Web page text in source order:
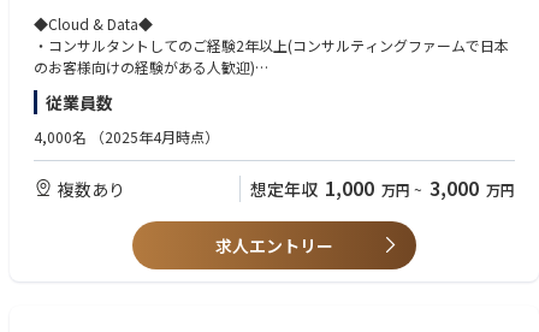
(2) Data Analytics Transformation: データドリブン経営を実現するための
体制、プロセス、テクノロジー、文化、スキル全般の改革
(3) Machine-First Ops Transformation: テクノロジーを活用したオペレーシ
(4a) Legacy System Modernization: システム老朽化やM&Aに伴う基幹シス
テムの抜本的改革・統合
(4b) IT Cost Optimization: ITコスト削減オポチュニティの診断と施策ロー
(5) Cyber Security Transformation: セキュリティガバナンスの企画・構
◆Cloud & Data◆
・コンサルタントしてのご経験2年以上(コンサルティングファームで日本
のお客様向けの経験がある人歓迎)
・SIにおけるプロジェクトマネジメントのご経験
（コンサルティングファームでのご経験がない方はSIにおける上流工程
のご経験が必須）
◆Data & Analytics◆
・データ/AI領域（特にMDM）におけるプロジェクトマネジメント経験
・データドリブン経営を実現するための体制、プロセス、テクノロジー、
文化、スキル全般のコンサルティング経験
従業員数
4,000名 （2025年4月時点）
複数あり 想定年収 1,000 万円 ~ 3,000 万円
求人エントリー